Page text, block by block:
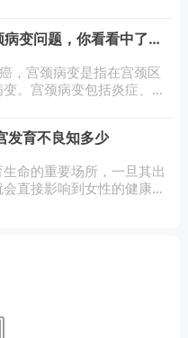
变化都很大，而在下午稍
变问题，你看看中了几
，宫颈病变是指在宫颈区
。宫颈病变包括炎症、损
主要为5个：
发育不良知多少
命的重要场所，一旦其出
直接影响到女性的健康和